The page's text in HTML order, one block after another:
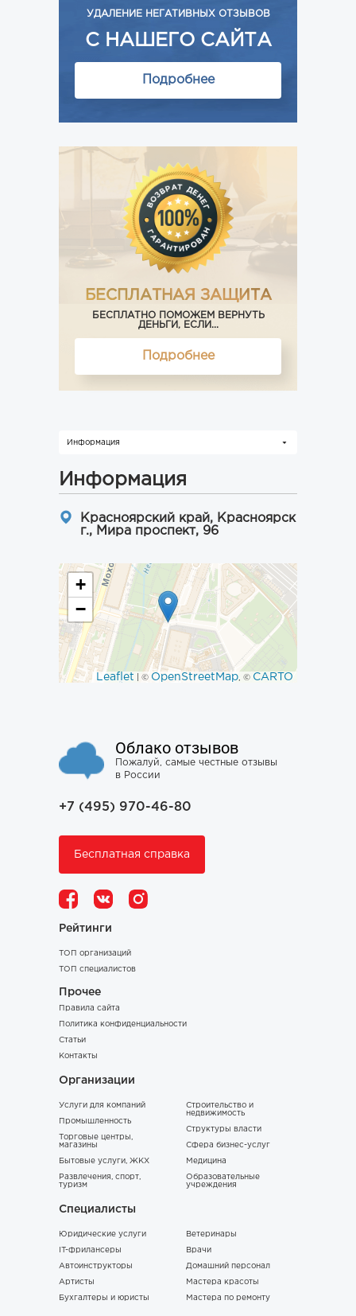
УДАЛЕНИЕ НЕГАТИВНЫХ ОТЗЫВОВ
С НАШЕГО САЙТА
Подробнее
БЕСПЛАТНАЯ ЗАЩИТА
БЕСПЛАТНО ПОМОЖЕМ ВЕРНУТЬ
ДЕНЬГИ, ЕСЛИ...
Подробнее
Информация
Информация
Красноярский край, Красноярск
г., Мира проспект, 96
+
−
Leaflet | © OpenStreetMap, © CARTO
Облако отзывов
Пожалуй, самые честные отзывы
в России
+7 (495) 970-46-80
Бесплатная справка
Рейтинги
ТОП организаций
ТОП специалистов
Прочее
Правила сайта
Политика конфиденциальности
Статьи
Контакты
Организации
Услуги для компаний
Промышленность
Торговые центры,
магазины
Бытовые услуги, ЖКХ
Развлечения, спорт,
туризм
Строительство и
недвижимость
Структуры власти
Сфера бизнес-услуг
Медицина
Образовательные
учреждения
Специалисты
Юридические услуги
IT-фрилансеры
Автоинструкторы
Артисты
Бухгалтеры и юристы
Ветеринары
Врачи
Домашний персонал
Мастера красоты
Мастера по ремонту